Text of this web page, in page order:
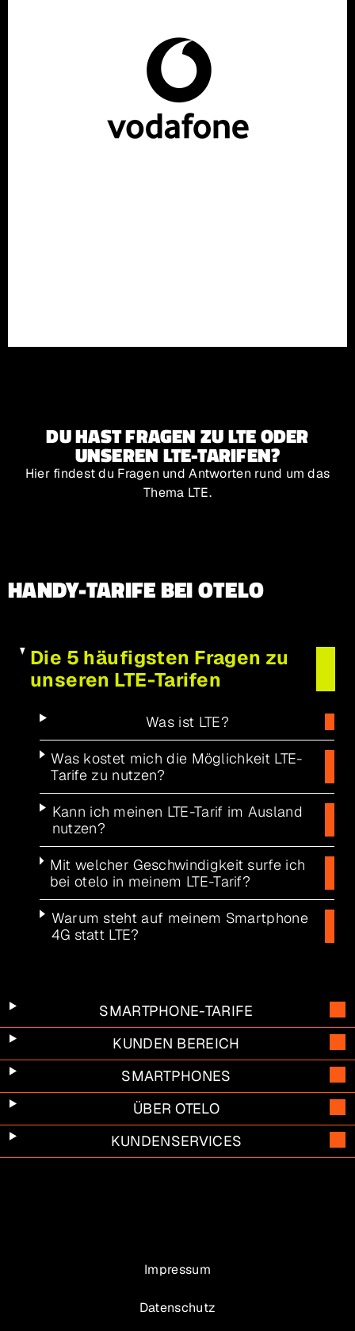
DU HAST FRAGEN ZU LTE ODER
UNSEREN LTE-TARIFEN?
Hier findest du Fragen und Antworten rund um das
Thema LTE.
HANDY-TARIFE BEI OTELO
Die 5 häufigsten Fragen zu
unseren LTE-Tarifen
Was ist LTE?
Was kostet mich die Möglichkeit LTE-
Tarife zu nutzen?
Kann ich meinen LTE-Tarif im Ausland
nutzen?
Mit welcher Geschwindigkeit surfe ich
bei otelo in meinem LTE-Tarif?
Warum steht auf meinem Smartphone
4G statt LTE?
SMARTPHONE-TARIFE
KUNDEN BEREICH
SMARTPHONES
ÜBER OTELO
KUNDENSERVICES
Impressum
Datenschutz